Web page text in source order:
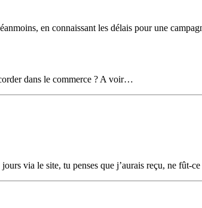
en connaissant les délais pour une
dans le commerce ? A voir…
via le site, tu penses que j’aurais reçu, ne